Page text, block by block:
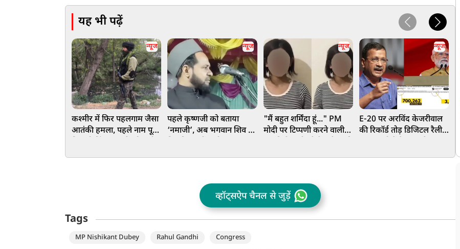
यह भी पढ़ें
न्यूज
कश्मीर में फिर पहलगाम जैसा
आतंकी हमला, पहले नाम पूछा
न्यूज
पहले कृष्णजी को बताया
‘नमाजी’, अब भगवान शिव पर
न्यूज
"मैं बहुत शर्मिंदा हूं..." PM
मोदी पर टिप्पणी करने वाली
न्यूज
E-20 पर अरविंद केजरीवाल
की रिकॉर्ड तोड़ डिजिटल रैली,
व्हॉट्सऐप चैनल से जुड़ें
Tags
MP Nishikant Dubey Rahul Gandhi Congress